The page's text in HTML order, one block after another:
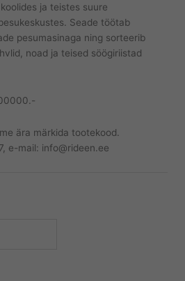
ja teistes suure
Seade töötab
pesumasinaga ning sorteerib
noad ja teised söögiriistad
ära märkida tootekood.
e-mail: info@rideen.ee